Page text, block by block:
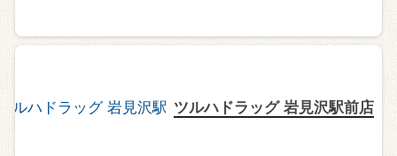
ツルハドラッグ 岩見沢駅前店